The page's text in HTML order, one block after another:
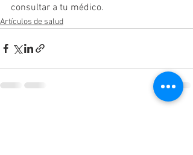
consultar a tu médico.
Artículos de salud